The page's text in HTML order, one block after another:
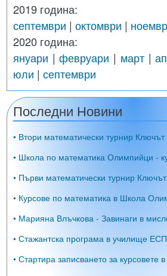
2019 година:
септември | октомври |
2020 година:
януари |февруари | март|
юли | септември
Последни Новини
• Втори математически турнир
• Школа по математика Олимпийци -
• Първи математически турнир
• Курсове по математика в Школа
• Марияна Влъчкова - Завинаги в
• Стажантска програма в училище
• Стартира записването за курсовете